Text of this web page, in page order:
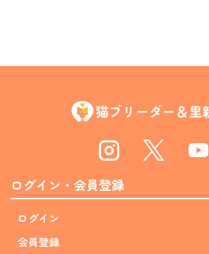
Instagram Twitter Youtube
ログイン・会員登録
ログイン
会員登録